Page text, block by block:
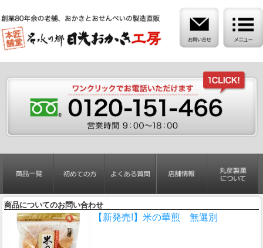
商品についてのお問い合わせ
【新発売!】米の華煎 無選別